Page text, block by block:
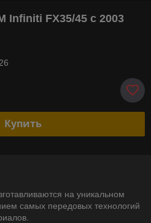
Infiniti FX35/45 с 2003
Купить
на уникальном
самых передовых технологий